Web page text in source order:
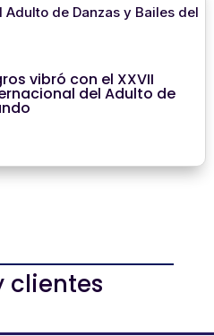
vibró con el XXVII
del Adulto de
clientes